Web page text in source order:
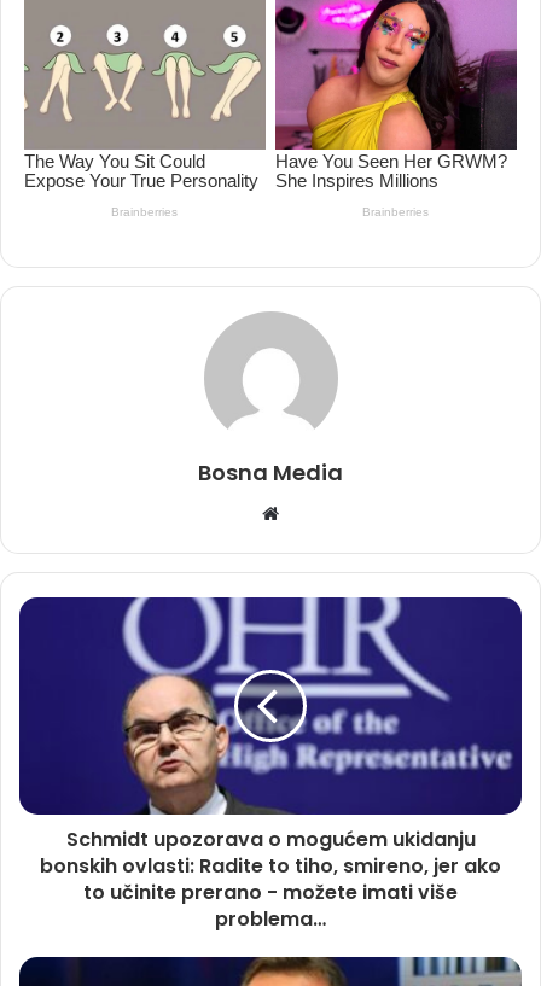
Bosna Media
Website
Schmidt upozorava o mogućem ukidanju
bonskih ovlasti: Radite to tiho, smireno, jer ako
to učinite prerano - možete imati više
problema…